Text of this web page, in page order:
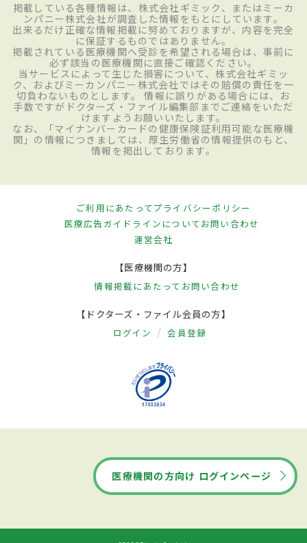
掲載している各種情報は、株式会社ギミック、またはミーカ
ンパニー株式会社が調査した情報をもとにしています。
出来るだけ正確な情報掲載に努めておりますが、内容を完全
に保証するものではありません。
掲載されている医療機関へ受診を希望される場合は、事前に
必ず該当の医療機関に直接ご確認ください。
当サービスによって生じた損害について、株式会社ギミッ
ク、およびミーカンパニー株式会社ではその賠償の責任を一
切負わないものとします。 情報に誤りがある場合には、お
手数ですがドクターズ・ファイル編集部までご連絡をいただ
けますようお願いいたします。
なお、「マイナンバーカードの健康保険証利用可能な医療機
関」の情報につきましては、厚生労働省の情報提供のもと、
情報を掲出しております。
ご利用にあたってプライバシーポリシー
医療広告ガイドラインについてお問い合わせ
運営会社
【医療機関の方】
情報掲載にあたって お問い合わせ
【ドクターズ・ファイル会員の方】
ログイン 会員登録
医療機関の方向け ログインページ